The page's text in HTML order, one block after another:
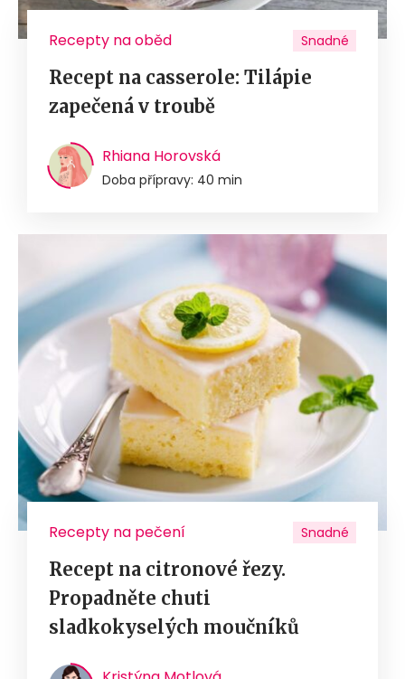
Recepty na oběd Snadné
Recept na casserole: Tilápie
zapečená v troubě
Rhiana Horovská
Doba přípravy: 40 min
Recepty na pečení Snadné
Recept na citronové řezy.
Propadněte chuti
sladkokyselých moučníků